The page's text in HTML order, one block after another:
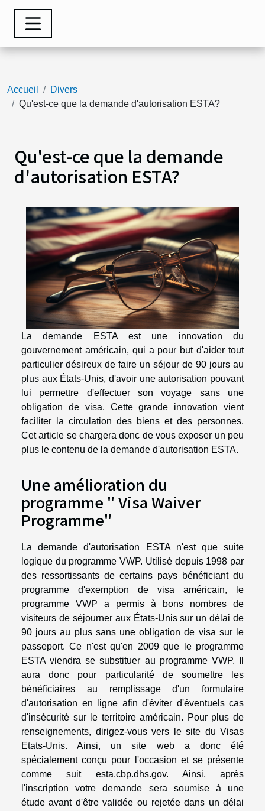
Accueil
Divers
Qu'est-ce que la demande d'autorisation ESTA?
Qu'est-ce que la demande
d'autorisation ESTA?
La demande ESTA est une innovation du
gouvernement américain, qui a pour but d'aider tout
particulier désireux de faire un séjour de 90 jours au
plus aux États-Unis, d'avoir une autorisation pouvant
lui permettre d'effectuer son voyage sans une
obligation de visa. Cette grande innovation vient
faciliter la circulation des biens et des personnes.
Cet article se chargera donc de vous exposer un peu
plus le contenu de la demande d'autorisation ESTA.
Une amélioration du
programme " Visa Waiver
Programme"
La demande d'autorisation ESTA n'est que suite
logique du programme VWP. Utilisé depuis 1998 par
des ressortissants de certains pays bénéficiant du
programme d'exemption de visa américain, le
programme VWP a permis à bons nombres de
visiteurs de séjourner aux États-Unis sur un délai de
90 jours au plus sans une obligation de visa sur le
passeport. Ce n'est qu'en 2009 que le programme
ESTA viendra se substituer au programme VWP. Il
aura donc pour particularité de soumettre les
bénéficiaires au remplissage d'un formulaire
d'autorisation en ligne afin d'éviter d'éventuels cas
d'insécurité sur le territoire américain. Pour plus de
renseignements, dirigez-vous vers le site du Visas
Etats-Unis. Ainsi, un site web a donc été
spécialement conçu pour l'occasion et se présente
comme suit esta.cbp.dhs.gov. Ainsi, après
l'inscription votre demande sera soumise à une
étude avant d'être validée ou rejetée dans un délai